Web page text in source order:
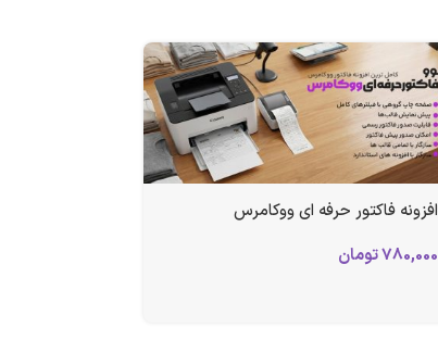
افزونه فاکتور حرفه ای ووکامرس
780,000تومان